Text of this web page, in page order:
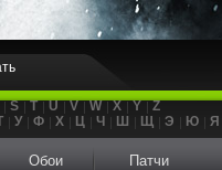
S T U V W X Y
Z
У Ф Х Ц Ч Ш Щ Э Ю Я
Обои Патчи